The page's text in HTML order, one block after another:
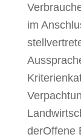
im
derOffene